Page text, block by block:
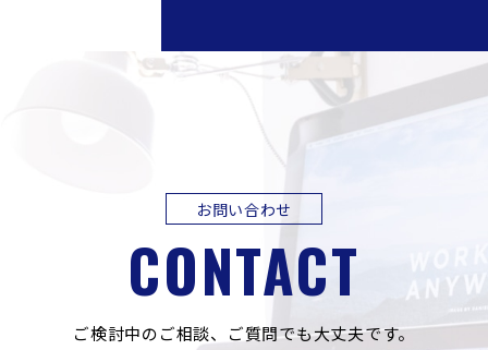
お問い合わせ
CONTACT
ご検討中のご相談、ご質問でも大丈夫です。